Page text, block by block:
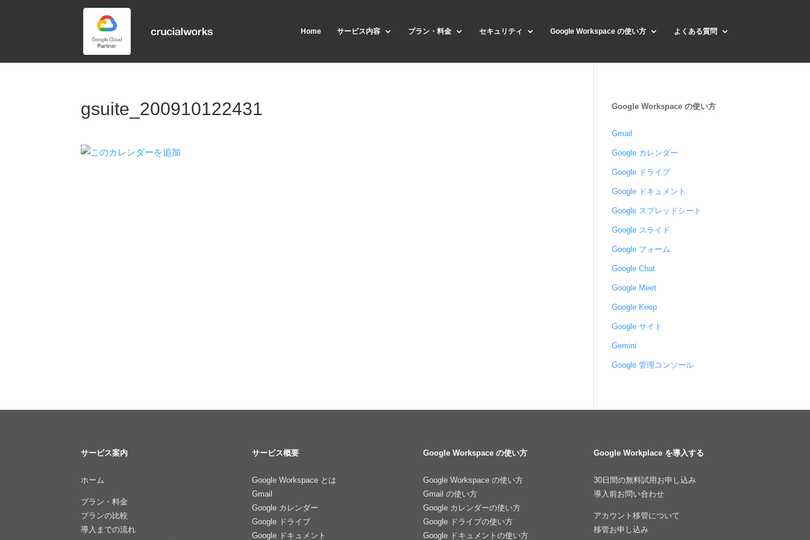
Home サービス内容 プラン・料金 セキュリティ Google Workspace の使い方 よくある質問
gsuite_200910122431 Google Workspace の使い方
Gmail
Google カレンダー
Google ドライブ
Google ドキュメント
Google スプレッドシート
Google スライド
Google フォーム
Google Chat
Google Meet
Google Keep
Google サイト
Gemini
Google 管理コンソール
サービス案内
ホーム
プラン・料金
プランの比較
導入までの流れ
サービス概要
Google Workspace とは
Gmail
Google カレンダー
Google ドライブ
Google ドキュメント
Google Workspace の使い方
Google Workspace の使い方
Gmail の使い方
Google カレンダーの使い方
Google ドライブの使い方
Google ドキュメントの使い方
Google Workplace を導入する
30日間の無料試用お申し込み
導入前お問い合わせ
アカウント移管について
移管お申し込み